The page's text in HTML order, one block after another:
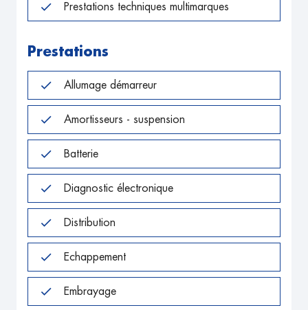
Prestations techniques multimarques
Prestations
Allumage démarreur
Amortisseurs - suspension
Batterie
Diagnostic électronique
Distribution
Echappement
Embrayage